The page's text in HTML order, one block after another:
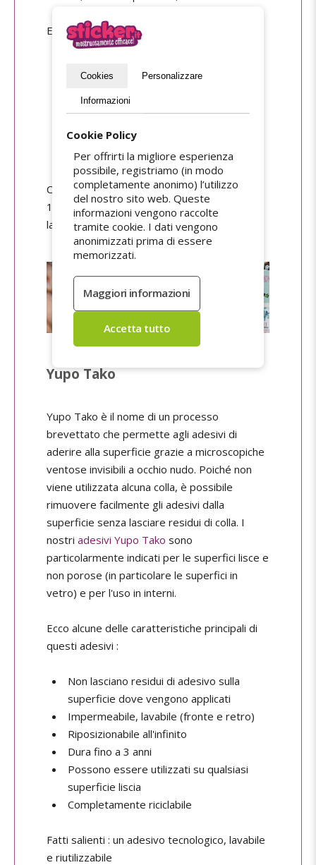
Ecco le caratteristiche di questi adesivi :
Materiale che si sbriciola al minimo
tentativo di strappo
Impermeabile, per uso interno/esterno
Non è possibile applicare alcuna pellicola
di finitura
Cosa devi ricordare : l'adesivo di sicurezza al
100%, impossibile da strappare senza
lasciare segni.
Yupo Tako
Yupo Tako è il nome di un processo
brevettato che permette agli adesivi di
aderire alla superficie grazie a microscopiche
ventose invisibili a occhio nudo. Poiché non
viene utilizzata alcuna colla, è possibile
rimuovere facilmente gli adesivi dalla
superficie senza lasciare residui di colla. I
nostri adesivi Yupo Tako sono
particolarmente indicati per le superfici lisce e
non porose (in particolare le superfici in
vetro) e per l'uso in interni.
Ecco alcune delle caratteristiche principali di
questi adesivi :
Non lasciano residui di adesivo sulla
superficie dove vengono applicati
Impermeabile, lavabile (fronte e retro)
Riposizionabile all'infinito
Dura fino a 3 anni
Possono essere utilizzati su qualsiasi
superficie liscia
Completamente riciclabile
Fatti salienti : un adesivo tecnologico, lavabile
e riutilizzabile
Cookies Personalizzare
Informazioni
Cookie Policy
Per offrirti la migliore esperienza
possibile, registriamo (in modo
completamente anonimo) l’utilizzo
del nostro sito web. Queste
informazioni vengono raccolte
tramite cookie. I dati vengono
anonimizzati prima di essere
memorizzati.